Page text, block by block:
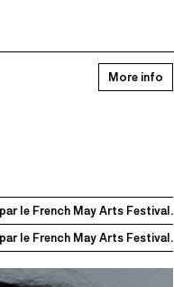
More info
le French May Arts Festival.
le French May Arts Festival.